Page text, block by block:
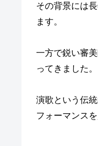
その背景には
ます。
一方で鋭い審
ってきました。
演歌という伝
フォーマンス